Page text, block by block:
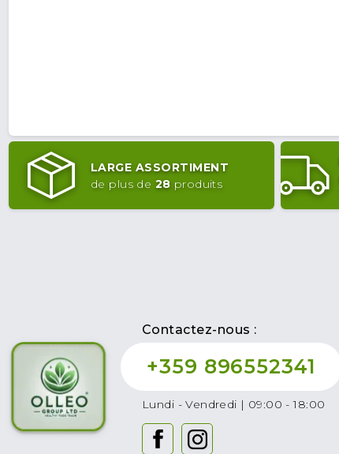
LARGE ASSORTIMENT
de plus de 28 produits
Contactez-nous :
+359 896552341
Lundi - Vendredi | 09:00 - 18:00